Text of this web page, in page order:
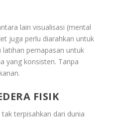
lain visualisasi (mental
juga perlu diarahkan untuk
pernapasan untuk
yang konsisten. Tanpa
FISIK
terpisahkan dari dunia